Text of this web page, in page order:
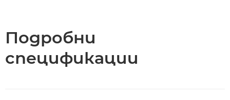
Подробни
спецификации